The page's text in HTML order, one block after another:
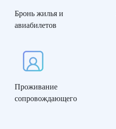
Бронь жилья и
авиабилетов
Проживание
сопровождающего